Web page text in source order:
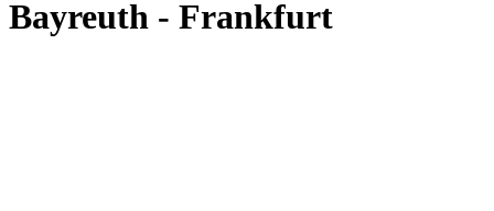
Bayreuth - Frankfurt